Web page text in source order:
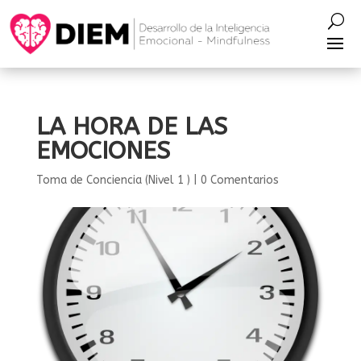
LA HORA DE LAS
EMOCIONES
Toma de Conciencia (Nivel 1 ) 0 Comentarios